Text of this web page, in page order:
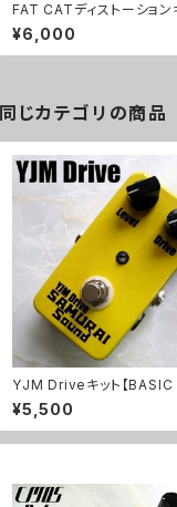
FAT CATディストーション
【BASIC KIT】
¥6,000
同じカテゴリの商品
YJM Driveキット【BASIC
¥5,500